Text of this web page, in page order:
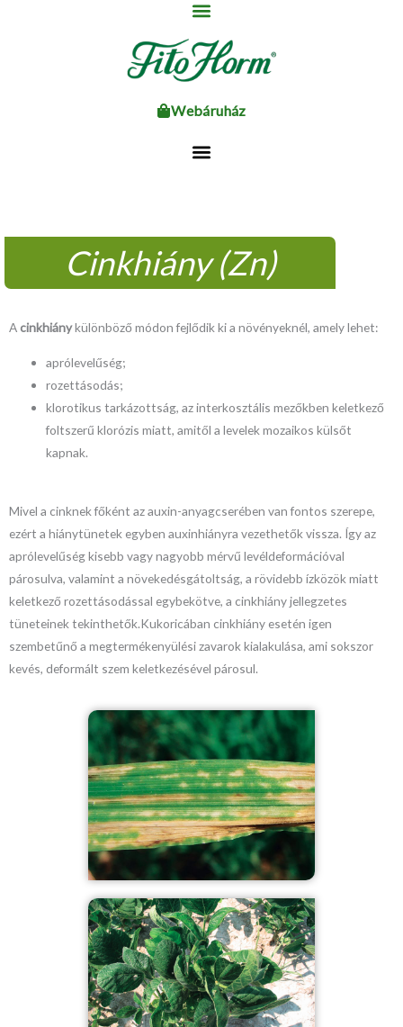
Webáruház
Cinkhiány (Zn)
A cinkhiánykülönböző módon fejlődik ki a növényeknél, amely lehet:
aprólevelűség;
rozettásodás;
klorotikus tarkázottság, az interkosztális mezőkben keletkező
foltszerű klorózis miatt, amitől a levelek mozaikos külsőt
kapnak.
Mivel a cinknek főként az auxin-anyagcserében van fontos szerepe,
ezért a hiánytünetek egyben auxinhiányra vezethetők vissza. Így az
aprólevelűség kisebb vagy nagyobb mérvű levéldeformációval
párosulva, valamint a növekedésgátoltság, a rövidebb ízközök miatt
keletkező rozettásodással egybekötve, a cinkhiány jellegzetes
tüneteinek tekinthetők.Kukoricában cinkhiány esetén igen
szembetűnő a megtermékenyülési zavarok kialakulása, ami sokszor
kevés, deformált szem keletkezésével párosul.